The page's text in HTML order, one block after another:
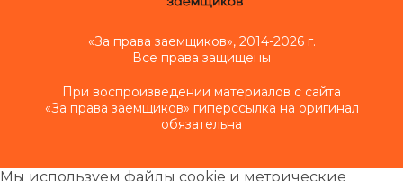
«За права заемщиков», 2014-2026 г.
Все права защищены
При воспроизведении материалов с сайта
«За права заемщиков» гиперссылка на оригинал
обязательна
Мы используем файлы cookie и метрические